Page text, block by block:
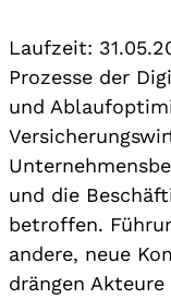
Laufzeit:
Prozesse der
und
und die
betroffen.
andere, neue
drängen